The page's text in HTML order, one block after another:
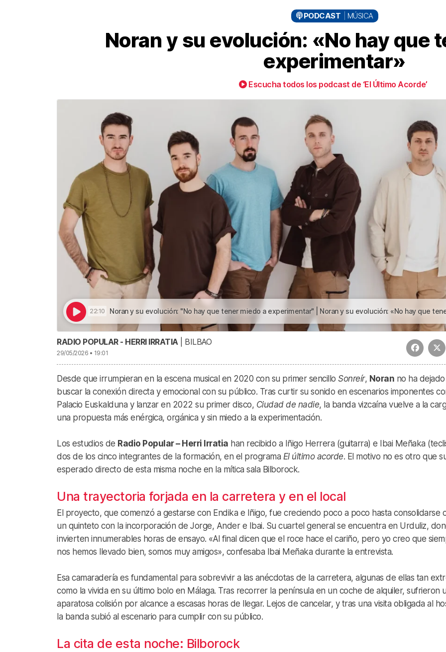
PODCAST MÚSICA
Noran y su evolución: «No hay que
experimentar»
Escucha todos los podcast de ‘El Último Acorde’
22:10 Noran y su evolución: "No hay que tener miedo a experimentar" | Noran y su evolución: «No hay que tener miedo a
RADIO POPULAR - HERRI IRRATIA | BILBAO
29/05/2026 • 19:01
Desde que irrumpieran en la escena musical en 2020 con su primer sencillo Sonreír, Noran no ha
buscar la conexión directa y emocional con su público. Tras curtir su sonido en escenarios imponentes
Palacio Euskalduna y lanzar en 2022 su primer disco, Ciudad de nadie, la banda vizcaína vuelve a la
una propuesta más enérgica, orgánica y sin miedo a la experimentación.
Los estudios de Radio Popular – Herri Irratia han recibido a Iñigo Herrera (guitarra) e Ibai Meñaka
dos de los cinco integrantes de la formación, en el programa El último acorde. El motivo no es otro que
esperado directo de esta misma noche en la mítica sala Bilborock.
Una trayectoria forjada en la carretera y en el local
El proyecto, que comenzó a gestarse con Endika e Iñigo, fue creciendo poco a poco hasta consolidarse
un quinteto con la incorporación de Jorge, Ander e Ibai. Su cuartel general se encuentra en Urduliz,
invierten innumerables horas de ensayo. «Al final dicen que el roce hace el cariño, pero yo creo que
nos hemos llevado bien, somos muy amigos», confesaba Ibai Meñaka durante la entrevista.
Esa camaradería es fundamental para sobrevivir a las anécdotas de la carretera, algunas de ellas tan
como la vivida en su último bolo en Málaga. Tras recorrer la península en un coche de alquiler, sufrieron
aparatosa colisión por alcance a escasas horas de llegar. Lejos de cancelar, y tras una visita obligada al
la banda subió al escenario para cumplir con su público.
La cita de esta noche: Bilborock